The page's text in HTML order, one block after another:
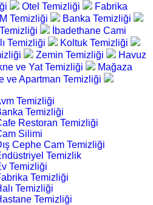
Otel Temizliği
Fabrika
Temizliği
Banka Temizliği
İbadethane Cami
Temizliği
Koltuk Temizliği
Zemin Temizliği
Havuz
ve Yat Temizliği
Mağaza
ve Apartman Temizliği
Temizliği
Temizliği
Restoran Temizliği
Silimi
Cephe Cam Temizliği
Temizlik
Temizliği
Temizliği
Temizliği
Temizliği